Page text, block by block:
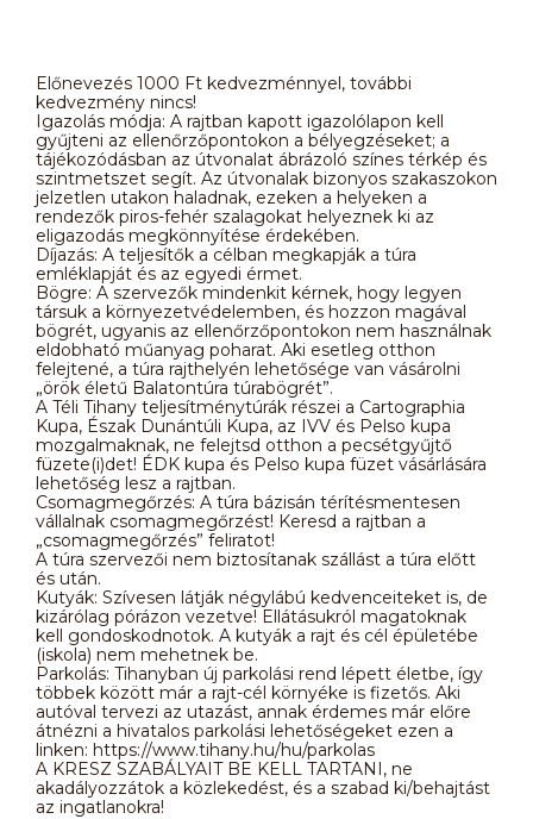
Előnevezés 1000 Ft kedvezménnyel, további
kedvezmény nincs!
Igazolás módja: A rajtban kapott igazolólapon kell
gyűjteni az ellenőrzőpontokon a bélyegzéseket; a
tájékozódásban az útvonalat ábrázoló színes térkép és
szintmetszet segít. Az útvonalak bizonyos szakaszokon
jelzetlen utakon haladnak, ezeken a helyeken a
rendezők piros-fehér szalagokat helyeznek ki az
eligazodás megkönnyítése érdekében.
Díjazás: A teljesítők a célban megkapják a túra
emléklapját és az egyedi érmet.
Bögre: A szervezők mindenkit kérnek, hogy legyen
társuk a környezetvédelemben, és hozzon magával
bögrét, ugyanis az ellenőrzőpontokon nem használnak
eldobható műanyag poharat. Aki esetleg otthon
felejtené, a túra rajthelyén lehetősége van vásárolni
„örök életű Balatontúra túrabögrét”.
A Téli Tihany teljesítménytúrák részei a Cartographia
Kupa, Észak Dunántúli Kupa, az IVV és Pelso kupa
mozgalmaknak, ne felejtsd otthon a pecsétgyűjtő
füzete(i)det! ÉDK kupa és Pelso kupa füzet vásárlására
lehetőség lesz a rajtban.
Csomagmegőrzés: A túra bázisán térítésmentesen
vállalnak csomagmegőrzést! Keresd a rajtban a
„csomagmegőrzés” feliratot!
A túra szervezői nem biztosítanak szállást a túra előtt
és után.
Kutyák: Szívesen látják négylábú kedvenceiteket is, de
kizárólag pórázon vezetve! Ellátásukról magatoknak
kell gondoskodnotok. A kutyák a rajt és cél épületébe
(iskola) nem mehetnek be.
Parkolás: Tihanyban új parkolási rend lépett életbe, így
többek között már a rajt-cél környéke is fizetős. Aki
autóval tervezi az utazást, annak érdemes már előre
átnézni a hivatalos parkolási lehetőségeket ezen a
linken: https://www.tihany.hu/hu/parkolas
A KRESZ SZABÁLYAIT BE KELL TARTANI, ne
akadályozzátok a közlekedést, és a szabad ki/behajtást
az ingatlanokra!